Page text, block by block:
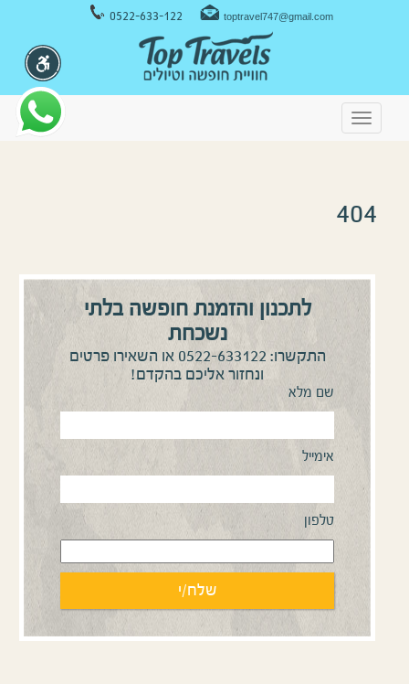
0522-633-122 toptravel747@gmail.com
Toggle
navigation
404
לתכנון והזמנת חופשה בלתי
נשכחת
התקשרו: 0522-633122 או השאירו פרטים
ונחזור אליכם בהקדם!
שם מלא
אימייל
טלפון
ניווט במקלדת